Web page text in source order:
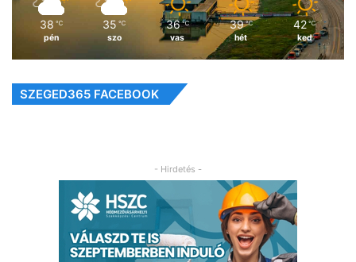
38 ℃
pén
35 ℃
szo
36 ℃
vas
39 ℃
hét
42 ℃
ked
SZEGED365 FACEBOOK
- Hirdetés -